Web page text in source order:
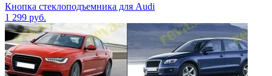
Кнопка стеклоподъемника для Audi
1 299 руб.